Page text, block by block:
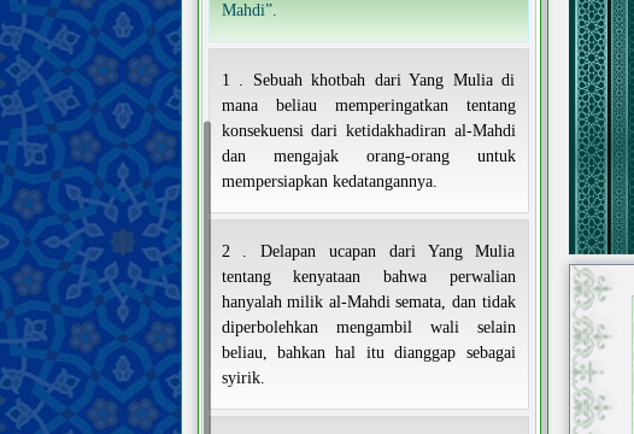
Mahdi”.
1 . Sebuah khotbah dari Yang Mulia di
mana beliau memperingatkan tentang
konsekuensi dari ketidakhadiran al-Mahdi
dan mengajak orang-orang untuk
mempersiapkan kedatangannya.
2 . Delapan ucapan dari Yang Mulia
tentang kenyataan bahwa perwalian
hanyalah milik al-Mahdi semata, dan tidak
diperbolehkan mengambil wali selain
beliau, bahkan hal itu dianggap sebagai
syirik.